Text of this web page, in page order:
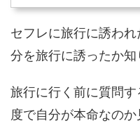
セフレに旅行に誘わ
分を旅行に誘ったか知
旅行に行く前に質問
度で自分が本命なのか